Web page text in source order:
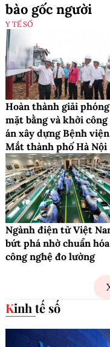
bào gốc người
Y TẾ SỐ
Hoàn thành giải phóng
mặt bằng và khởi
án xây dựng Bệnh viện
Mắt thành phố Hà Nội
Ngành điện tử Việt
bứt phá nhờ chuẩn
công nghệ đo lường
Kinh tế số